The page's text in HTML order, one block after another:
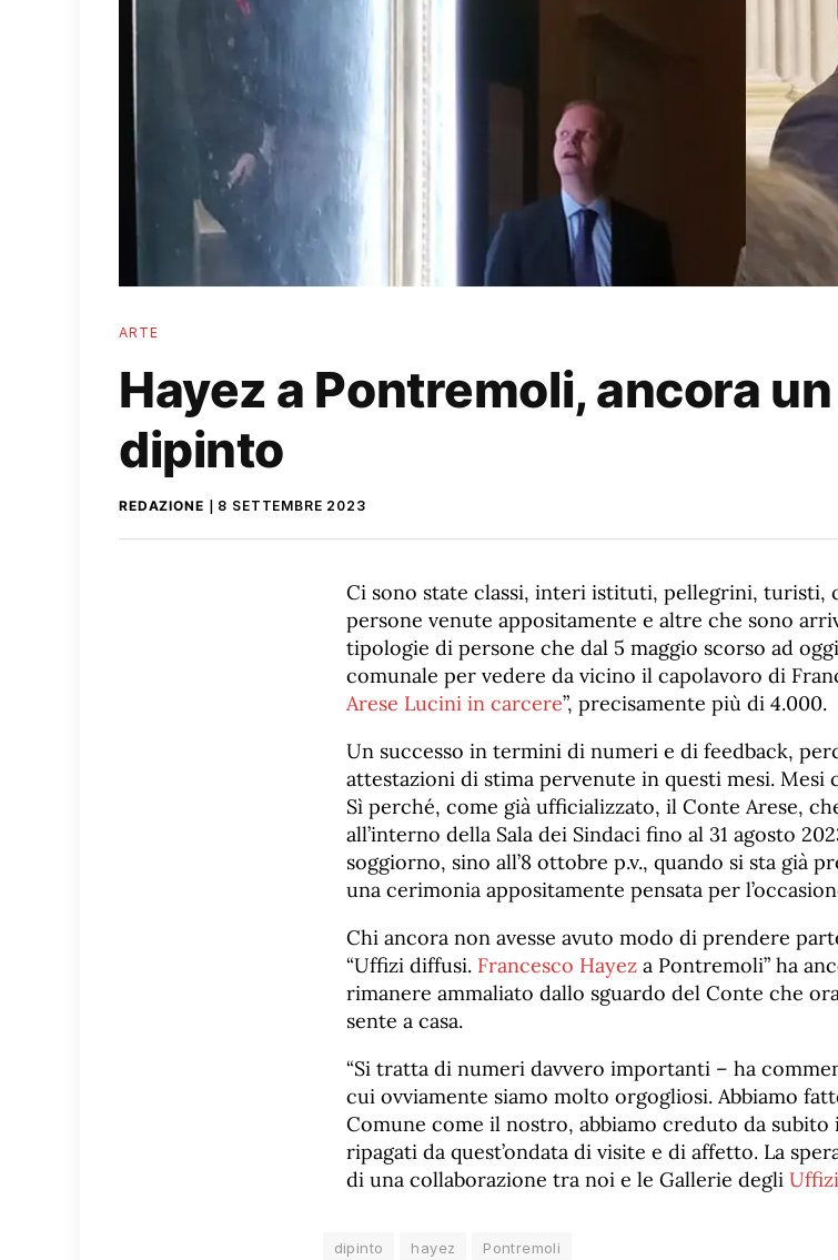
ARTE
Hayez a Pontremoli, ancora
dipinto
REDAZIONE 8 SETTEMBRE 2023
Ci sono state classi, interi istituti, pellegrini,
persone venute appositamente e altre che sono
tipologie di persone che dal 5 maggio scorso ad
comunale per vedere da vicino il capolavoro di
Arese Lucini in carcere”, precisamente più di 4.000.
Un successo in termini di numeri e di feedback,
attestazioni di stima pervenute in questi mesi. Mesi
Sì perché, come già ufficializzato, il Conte Arese,
all’interno della Sala dei Sindaci fino al 31 agosto
soggiorno, sino all’8 ottobre p.v., quando si sta già
una cerimonia appositamente pensata per
Chi ancora non avesse avuto modo di prendere
“Uffizi diffusi. Francesco Hayez a Pontremoli” ha
rimanere ammaliato dallo sguardo del Conte che
sente a casa.
“Si tratta di numeri davvero importanti – ha
cui ovviamente siamo molto orgogliosi. Abbiamo
Comune come il nostro, abbiamo creduto da
ripagati da quest’ondata di visite e di affetto. La
di una collaborazione tra noi e le Gallerie degli Uffizi
dipinto hayez Pontremoli